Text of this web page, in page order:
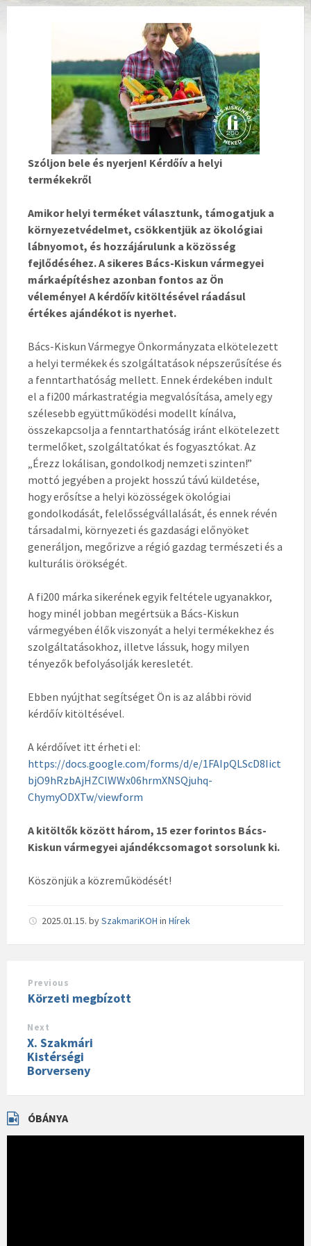
Szóljon bele és nyerjen! Kérdőív a helyi
termékekről
Amikor helyi terméket választunk, támogatjuk a
környezetvédelmet, csökkentjük az ökológiai
lábnyomot, és hozzájárulunk a közösség
fejlődéséhez. A sikeres Bács-Kiskun vármegyei
márkaépítéshez azonban fontos az Ön
véleménye! A kérdőív kitöltésével ráadásul
értékes ajándékot is nyerhet.
Bács-Kiskun Vármegye Önkormányzata elkötelezett
a helyi termékek és szolgáltatások népszerűsítése és
a fenntarthatóság mellett. Ennek érdekében indult
el a fi200 márkastratégia megvalósítása, amely egy
szélesebb együttműködési modellt kínálva,
összekapcsolja a fenntarthatóság iránt elkötelezett
termelőket, szolgáltatókat és fogyasztókat. Az
„Érezz lokálisan, gondolkodj nemzeti szinten!”
mottó jegyében a projekt hosszú távú küldetése,
hogy erősítse a helyi közösségek ökológiai
gondolkodását, felelősségvállalását, és ennek révén
társadalmi, környezeti és gazdasági előnyöket
generáljon, megőrizve a régió gazdag természeti és a
kulturális örökségét.
A fi200 márka sikerének egyik feltétele ugyanakkor,
hogy minél jobban megértsük a Bács-Kiskun
vármegyében élők viszonyát a helyi termékekhez és
szolgáltatásokhoz, illetve lássuk, hogy milyen
tényezők befolyásolják keresletét.
Ebben nyújthat segítséget Ön is az alábbi rövid
kérdőív kitöltésével.
A kérdőívet itt érheti el:
https://docs.google.com/forms/d/e/1FAIpQLScD8Iict
bjO9hRzbAjHZClWWx06hrmXNSQjuhq-
ChymyODXTw/viewform
A kitöltők között három, 15 ezer forintos Bács-
Kiskun vármegyei ajándékcsomagot sorsolunk ki.
Köszönjük a közreműködését!
2025.01.15. bySzakmariKOH in Hírek
Previous
Körzeti megbízott
Next
X. Szakmári
Kistérségi
Borverseny
ÓBÁNYA